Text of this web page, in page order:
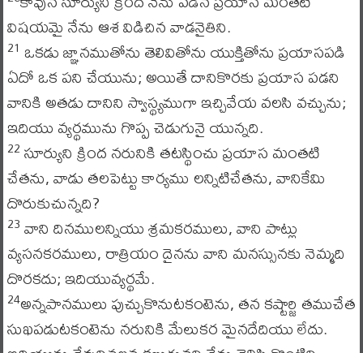
విషయమై నేను ఆశ విడిచిన వాడనైతిని.
21 ఒకడు జ్ఞానముతోను తెలివితోను యుక్తితోను ప్రయాసపడి
ఏదో ఒక పని చేయును; అయితే దానికొరకు ప్రయాస పడని
వానికి అతడు దానిని స్వాస్థ్యముగా ఇచ్చివేయ వలసి వచ్చును;
ఇదియు వ్యర్థమును గొప్ప చెడుగునై యున్నది.
22 సూర్యుని క్రింద నరునికి తటస్థించు ప్రయాస మంతటి
చేతను, వాడు తలపెట్టు కార్యము లన్నిటిచేతను, వానికేమి
దొరుకుచున్నది?
23 వాని దినములన్నియు శ్రమకరములు, వాని పాట్లు
వ్యసనకరములు, రాత్రియం దైనను వాని మనస్సునకు నెమ్మది
దొరకదు; ఇదియువ్యర్థమే.
24అన్నపానములు పుచ్చుకొనుటకంటెను, తన కష్టార్జి తముచేత
సుఖపడుటకంటెను నరునికి మేలుకర మైనదేదియు లేదు.